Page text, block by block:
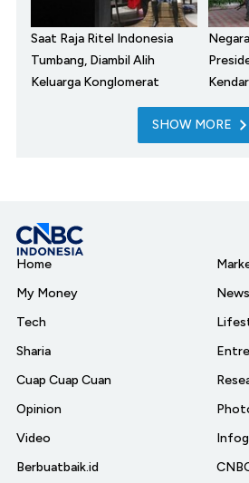
Saat Raja Ritel Indonesia
Tumbang, Diambil Alih
Keluarga Konglomerat
SHOW MORE
Home
My Money
Tech
Sharia
Cuap Cuap Cuan
Opinion
Video
Berbuatbaik.id
News